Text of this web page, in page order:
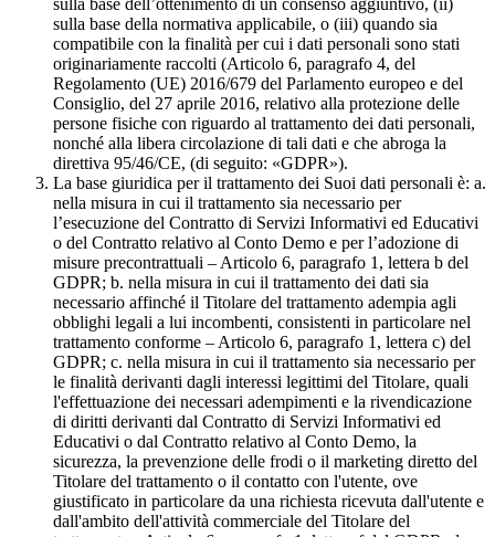
sulla base dell’ottenimento di un consenso aggiuntivo, (ii)
sulla base della normativa applicabile, o (iii) quando sia
compatibile con la finalità per cui i dati personali sono stati
originariamente raccolti (Articolo 6, paragrafo 4, del
Regolamento (UE) 2016/679 del Parlamento europeo e del
Consiglio, del 27 aprile 2016, relativo alla protezione delle
persone fisiche con riguardo al trattamento dei dati personali,
nonché alla libera circolazione di tali dati e che abroga la
direttiva 95/46/CE, (di seguito: «GDPR»).
La base giuridica per il trattamento dei Suoi dati personali è: a.
nella misura in cui il trattamento sia necessario per
l’esecuzione del Contratto di Servizi Informativi ed Educativi
o del Contratto relativo al Conto Demo e per l’adozione di
misure precontrattuali – Articolo 6, paragrafo 1, lettera b del
GDPR; b. nella misura in cui il trattamento dei dati sia
necessario affinché il Titolare del trattamento adempia agli
obblighi legali a lui incombenti, consistenti in particolare nel
trattamento conforme – Articolo 6, paragrafo 1, lettera c) del
GDPR; c. nella misura in cui il trattamento sia necessario per
le finalità derivanti dagli interessi legittimi del Titolare, quali
l'effettuazione dei necessari adempimenti e la rivendicazione
di diritti derivanti dal Contratto di Servizi Informativi ed
Educativi o dal Contratto relativo al Conto Demo, la
sicurezza, la prevenzione delle frodi o il marketing diretto del
Titolare del trattamento o il contatto con l'utente, ove
giustificato in particolare da una richiesta ricevuta dall'utente e
dall'ambito dell'attività commerciale del Titolare del